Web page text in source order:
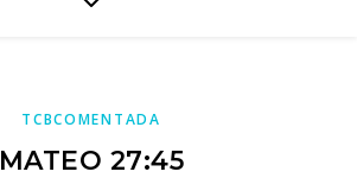
TCBCOMENTADA
MATEO 27:45